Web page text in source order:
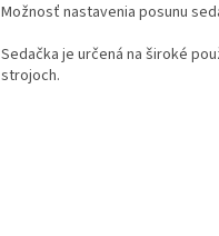
Možnosť nastavenia posunu
Sedačka je určená na široké
strojoch.